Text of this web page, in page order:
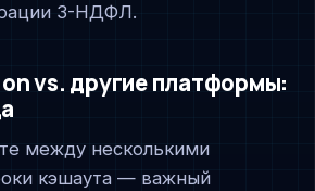
3-НДФЛ.
vs. другие платформы:
между несколькими
кэшаута — важный